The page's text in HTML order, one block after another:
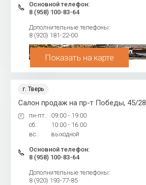
Основной телефон:
8 (958) 100-83-64
Дополнительные телефоны:
8 (920) 181-22-00
Показать на карте
г. Тверь
Салон продаж на пр-т Победы, 45/28
пн-пт.: 09:00 - 19:00
сб.:
10:00 - 16:00
вс.:
выходной
Основной телефон:
8 (958) 100-83-64
Дополнительные телефоны:
8 (920) 193-77-85